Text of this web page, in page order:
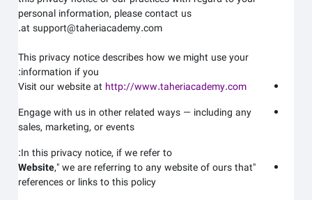
personal information, please contact us
at support@taheriacademy.com.
This privacy notice describes how we might use your
information if you:
Visit our website athttp://www.taheriacademy.com
Engage with us in other related ways ― including any
sales, marketing, or events
In this privacy notice, if we refer to:
Website," we are referring to any website of ours that
references or links to this policy